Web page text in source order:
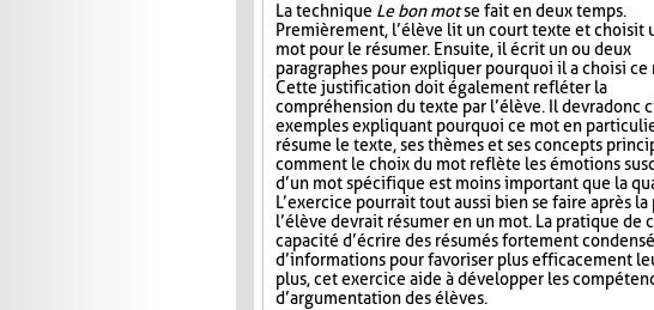
La technique Le bon motse fait en deux temps.
Premièrement, l’élève lit un court texte et choisit
mot pour le résumer. Ensuite, il écrit un ou deux
paragraphes pour expliquer pourquoi il a choisi ce
Cette justification doit également refléter la
compréhension du texte par l’élève. Il devra donc
exemples expliquant pourquoi ce mot en
résume le texte, ses thèmes et ses concepts
comment le choix du mot reflète les émotions
d’un mot spécifique est moins important que la
L’exercice pourrait tout aussi bien se faire après
l’élève devrait résumer en un mot. La pratique
capacité d’écrire des résumés fortement
d’informations pour favoriser plus efficacement
plus, cet exercice aide à développer les
d’argumentation des élèves.